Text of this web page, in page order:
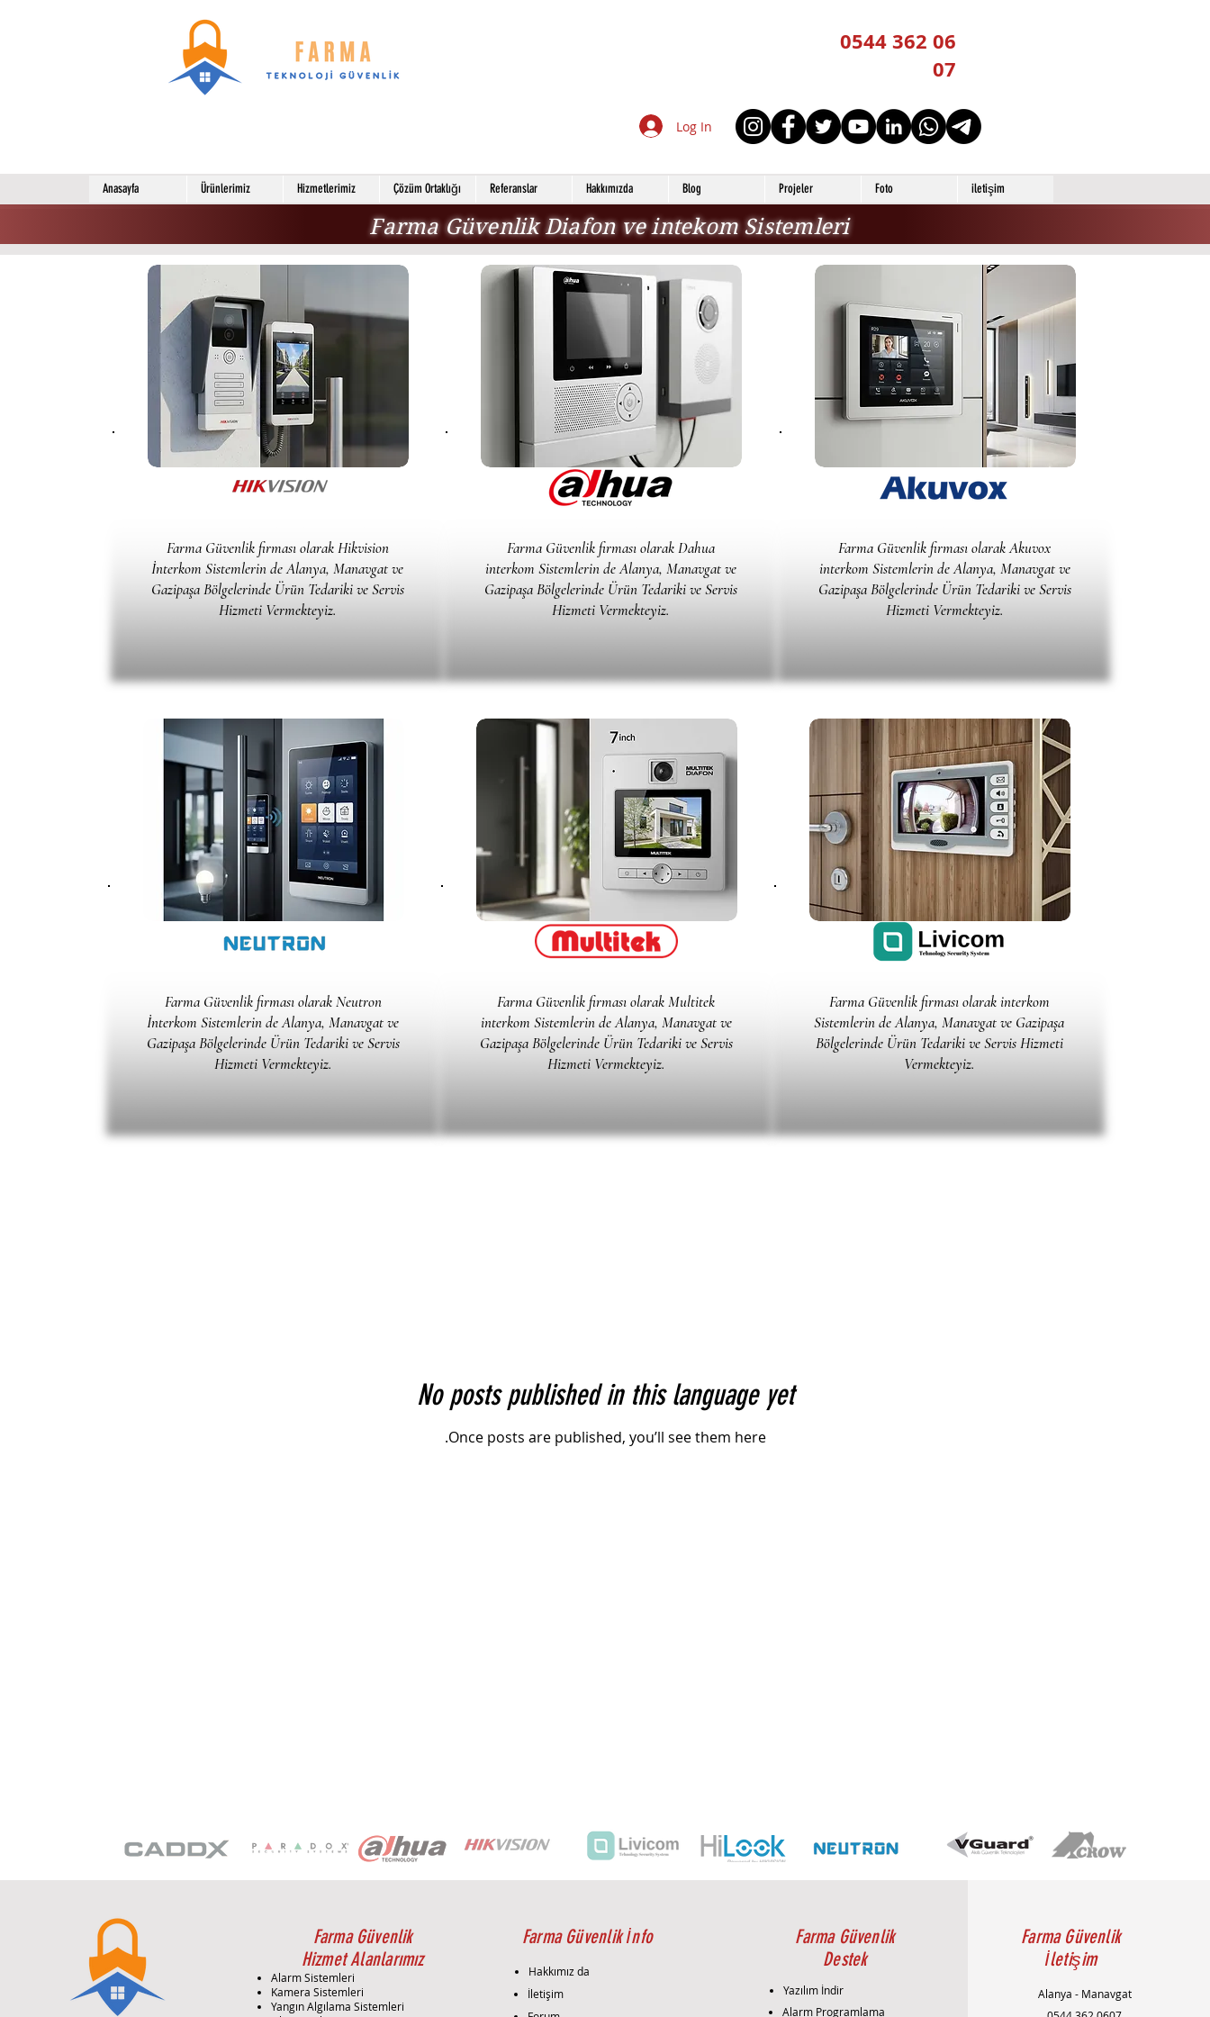
0544 362 06
07
Log In
Anasayfa Ürünlerimiz Hizmetlerimiz Çözüm Ortaklığı Referanslar Hakkımızda Blog Projeler Foto iletişim
Farma Güvenlik Diafon ve intekom Sistemleri
Farma Güvenlik firması olarak Hikvision
İnterkom Sistemlerin de Alanya, Manavgat ve
Gazipaşa Bölgelerinde Ürün Tedariki ve Servis
Hizmeti Vermekteyiz.
Farma Güvenlik firması olarak Dahua
interkom Sistemlerin de Alanya, Manavgat ve
Gazipaşa Bölgelerinde Ürün Tedariki ve Servis
Hizmeti Vermekteyiz.
Farma Güvenlik firması olarak Akuvox
interkom Sistemlerin de Alanya, Manavgat ve
Gazipaşa Bölgelerinde Ürün Tedariki ve Servis
Hizmeti Vermekteyiz.
Farma Güvenlik firması olarak Neutron
İnterkom Sistemlerin de Alanya, Manavgat ve
Gazipaşa Bölgelerinde Ürün Tedariki ve Servis
Hizmeti Vermekteyiz.
Farma Güvenlik firması olarak Multitek
interkom Sistemlerin de Alanya, Manavgat ve
Gazipaşa Bölgelerinde Ürün Tedariki ve Servis
Hizmeti Vermekteyiz.
Farma Güvenlik firması olarak interkom
Sistemlerin de Alanya, Manavgat ve Gazipaşa
Bölgelerinde Ürün Tedariki ve Servis Hizmeti
Vermekteyiz.
No posts published in this language yet
Once posts are published, you’ll see them here.
Farma Güvenlik
Hizmet Alanlarımız
Alarm Sistemleri
Kamera Sistemleri
Yangın Algılama Sistemleri
Farma Güvenlik İnfo
Hakkımız da
İletişim
Farma Güvenlik
Destek
Yazılım İndir
Alarm Programlama
Farma Güvenlik
İletişim
Alanya - Manavgat